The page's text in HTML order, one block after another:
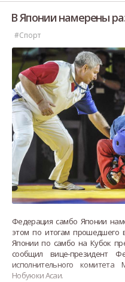
В Японии намерены
#Спорт
Федерация самбо Японии
этом по итогам прошедшего
Японии по самбо на Кубок
сообщил вице-президент
исполнительного
Нобуюки Асаи.